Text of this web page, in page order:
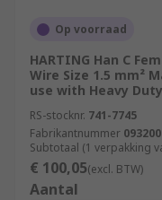
Op voorraad
HARTING Han C
Wire Size 1.5 mm²
use with Heavy Duty
RS-stocknr. 741-7745
Fabrikantnummer
Subtotaal (1 verpakking
€ 100,05(excl. BTW)
Aantal